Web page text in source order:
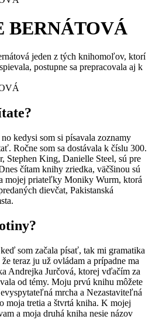
BERNÁTOVÁ
jeden z tých knihomoľov, ktorí
postupne sa prepracovala aj k
kedysi som si písavala zoznamy
Ročne som sa dostávala k číslu 300.
Stephen King, Danielle Steel, sú pre
čítam knihy zriedka, väčšinou sú
mojej priateľky Moniky Wurm, ktorá
dievčat, Pakistanská
som začala písať, tak mi gramatika
teraz ju už ovládam a prípadne ma
Andrejka Jurčová, ktorej vďačím za
od témy. Moju prvú knihu môžete
mrcha a Nezastaviteľná
moja tretia a štvrtá kniha. K mojej
a moja druhá kniha nesie názov